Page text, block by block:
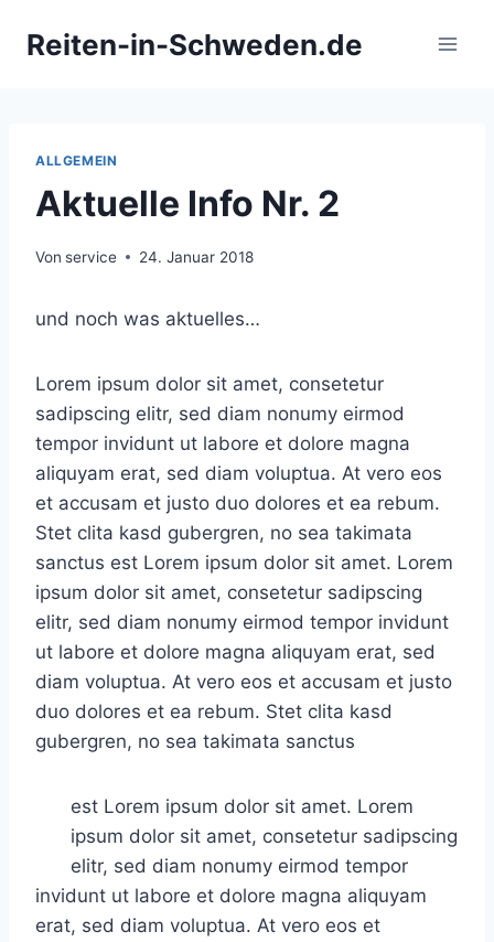
InhaltReiten-in-Schweden.de
ALLGEMEIN
Aktuelle Info Nr. 2
Von service 24. Januar 2018
und noch was aktuelles…
Lorem ipsum dolor sit amet, consetetur
sadipscing elitr, sed diam nonumy eirmod
tempor invidunt ut labore et dolore magna
aliquyam erat, sed diam voluptua. At vero eos
et accusam et justo duo dolores et ea rebum.
Stet clita kasd gubergren, no sea takimata
sanctus est Lorem ipsum dolor sit amet. Lorem
ipsum dolor sit amet, consetetur sadipscing
elitr, sed diam nonumy eirmod tempor invidunt
ut labore et dolore magna aliquyam erat, sed
diam voluptua. At vero eos et accusam et justo
duo dolores et ea rebum. Stet clita kasd
gubergren, no sea takimata sanctus
est Lorem ipsum dolor sit amet. Lorem
ipsum dolor sit amet, consetetur sadipscing
elitr, sed diam nonumy eirmod tempor
invidunt ut labore et dolore magna aliquyam
erat, sed diam voluptua. At vero eos et